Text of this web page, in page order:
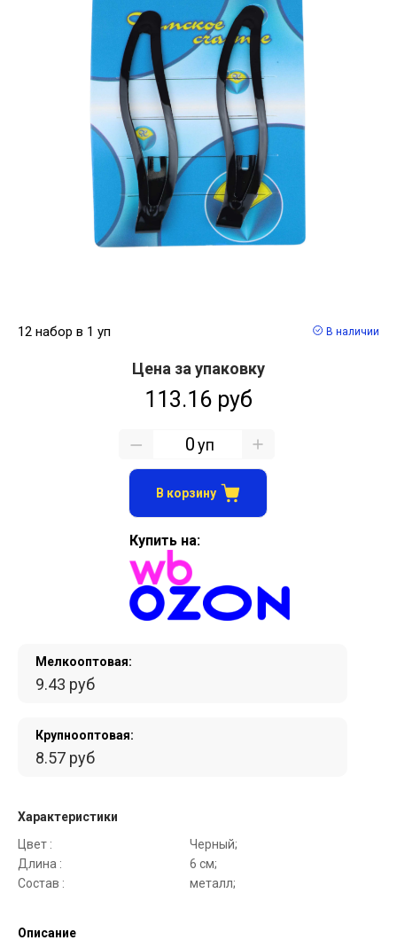
12 набор в 1 уп В наличии
Мелкооптовая:
9.43 руб
Крупнооптовая:
8.57 руб
Характеристики
Цвет :
Черный;
Длина :
6 см;
Состав :
металл;
Описание
Цена за упаковку
113.16 руб
уп
В корзину
Купить на: